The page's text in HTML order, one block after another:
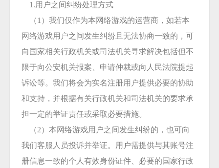
1.用户之间纠纷处理方式
（1）我们仅作为本网络游戏的运营商，如若本
网络游戏用户之间发生纠纷且无法协商一致的，可
向国家相关行政机关或司法机关寻求解决包括但不
限于向公安机关报案、申请仲裁或向人民法院提起
诉讼等。我们将会为实名注册用户提供必要的协助
和支持，并根据有关行政机关和司法机关的要求承
担一定的举证责任或采取必要措施。
（2）本网络游戏用户之间发生纠纷的，也可向
我们客服人员投诉并举证。用户需提供与其账号注
册信息一致的个人有效身份证件、必要的国家行政